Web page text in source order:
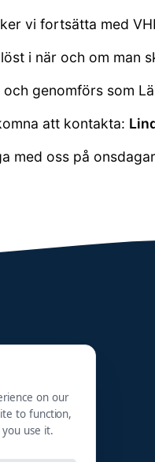
vi fortsätta med
i när och om man
genomförs som
att kontakta:
med oss på
on our
to function,
use it.